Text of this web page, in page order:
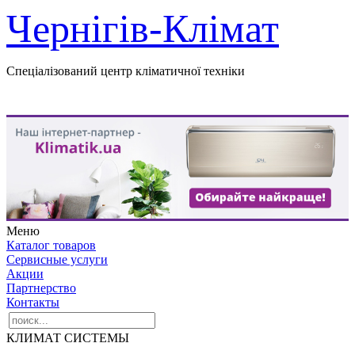
Чернігів-Клімат
Спеціалізований центр кліматичної техніки
Меню
Каталог товаров
Сервисные услуги
Акции
Партнерство
Контакты
КЛИМАТ СИСТЕМЫ